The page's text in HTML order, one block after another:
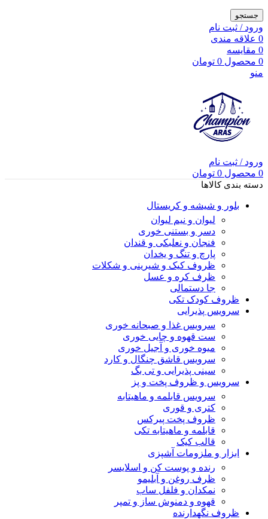
جستجو
ورود / ثبت نام
0 علاقه مندی
0 مقایسه
0 محصول 0 تومان
منو
ورود / ثبت نام
0 محصول 0 تومان
دسته بندی کالاها
بلور و شیشه و کریستال
لیوان و نیم لیوان
دسر و بستنی خوری
فنجان و نعلبکی و قندان
پارچ و تنگ و یخدان
ظروف کیک و شیرینی و شکلات
ظرف کره و عسل
جا دستمالی
ظروف کودک تکی
سرویس پذیرایی
سرویس غذا و صبحانه خوری
ست قهوه و چایی خوری
میوه خوری و آجیل خوری
سرویس قاشق چنگال و کارد
سینی پذیرایی و تی بگ
سرویس و ظروف پخت و پز
سرویس قابلمه و ماهیتابه
کتری و قوری
ظروف پخت پیرکس
قابلمه و ماهیتابه تکی
قالب کیک
ابزار و ملزومات آشپزی
رنده و پوست کن و اسلایسر
ظرف روغن و آبلیمو
نمکدان و فلفل ساب
قهوه و دمنوش ساز و تمپر
ظروف نگهدارنده